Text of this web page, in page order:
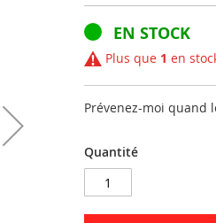
EN STOCK
Plus que 1 en
Prévenez-moi quand
Quantité